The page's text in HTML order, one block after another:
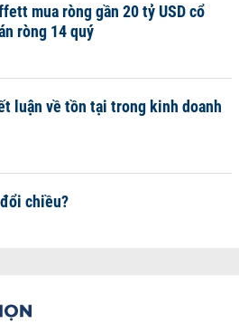
mua ròng gần 20 tỷ USD cổ
ròng 14 quý
luận về tồn tại trong kinh doanh
chiều?